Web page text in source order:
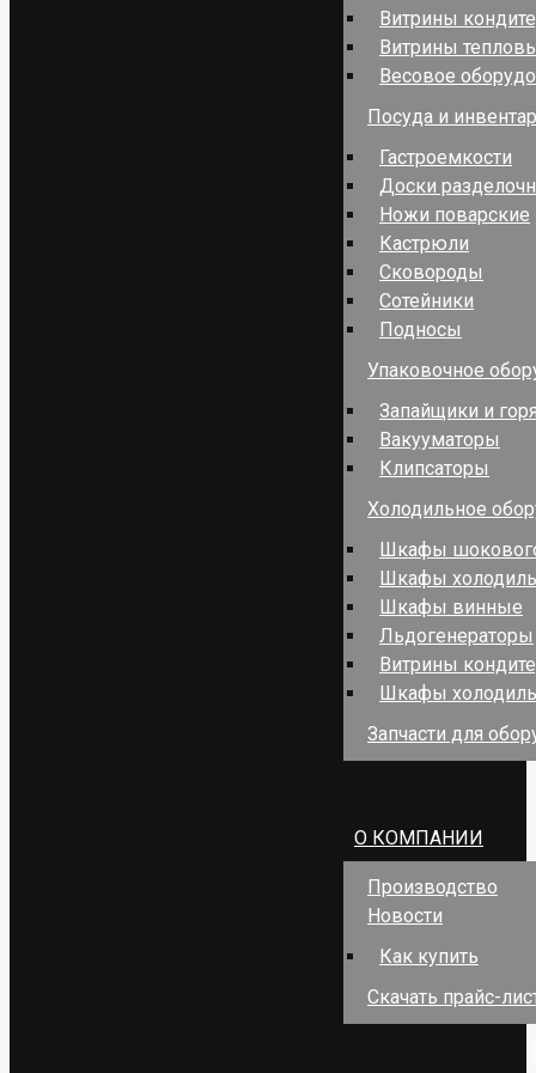
Витрины
Витрины
Весовое
Посуда и
Гастроемкости
Доски
Ножи поварские
Кастрюли
Сковороды
Сотейники
Подносы
Упаковочное
Запайщики и
Вакууматоры
Клипсаторы
Холодильное
Шкафы
Шкафы
Шкафы винные
Льдогенераторы
Витрины
Шкафы
Запчасти для
О КОМПАНИИ
Производство
Новости
Как купить
Скачать прайс-